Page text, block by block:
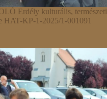
Erdély kulturális, természeti
HAT-KP-1-2025/1-001091